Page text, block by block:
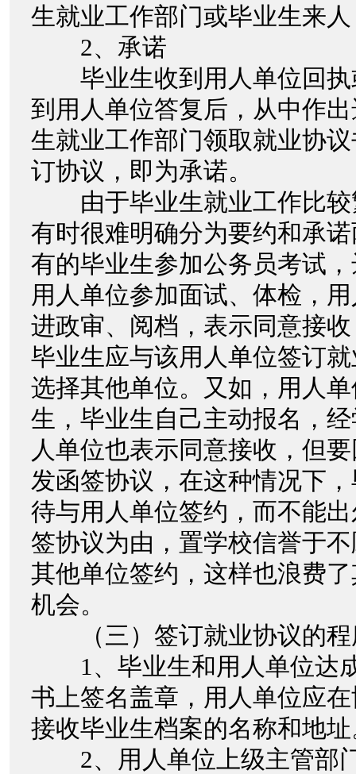
生就业工作部门或毕业生来
2、承诺
毕业生收到用人单位回执
到用人单位答复后，从中作
生就业工作部门领取就业协
订协议，即为承诺。
由于毕业生就业工作比较
有时很难明确分为要约和承
有的毕业生参加公务员考试
用人单位参加面试、体检，
进政审、阅档，表示同意接
毕业生应与该用人单位签订
选择其他单位。又如，用人
生，毕业生自己主动报名，
人单位也表示同意接收，但
发函签协议，在这种情况下
待与用人单位签约，而不能
签协议为由，置学校信誉于
其他单位签约，这样也浪费
机会。
（三）签订就业协议的程
1、毕业生和用人单位达
书上签名盖章，用人单位应
接收毕业生档案的名称和地
2、用人单位上级主管部